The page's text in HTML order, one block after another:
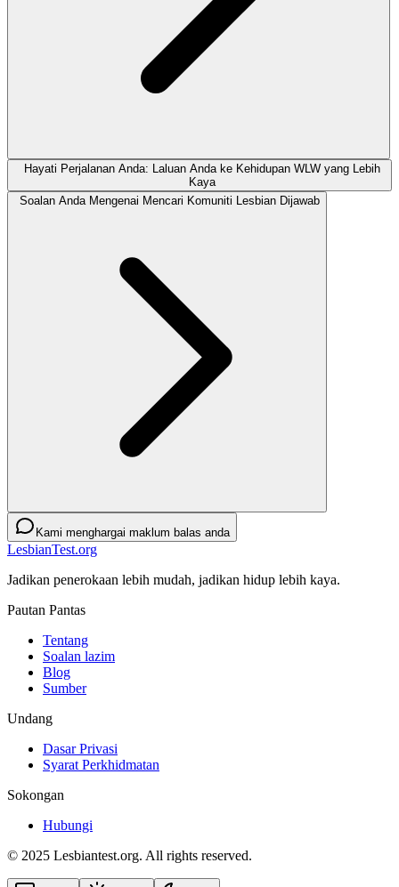
Hayati Perjalanan Anda: Laluan Anda ke Kehidupan WLW yang Lebih
Kaya
Soalan Anda Mengenai Mencari Komuniti Lesbian Dijawab
Kami menghargai maklum balas anda
LesbianTest.org
Jadikan penerokaan lebih mudah, jadikan hidup lebih kaya.
Pautan Pantas
Tentang
Soalan lazim
Blog
Sumber
Undang
Dasar Privasi
Syarat Perkhidmatan
Sokongan
Hubungi
© 2025 Lesbiantest.org. All rights reserved.